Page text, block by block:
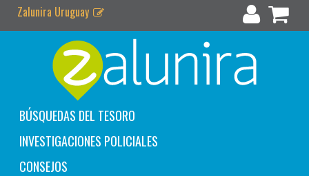
Zalunira Uruguay
BÚSQUEDAS DEL TESORO
INVESTIGACIONES POLICIALES
CONSEJOS